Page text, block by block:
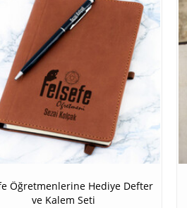
Öğretmenlerine Hediye Defter
ve Kalem Seti